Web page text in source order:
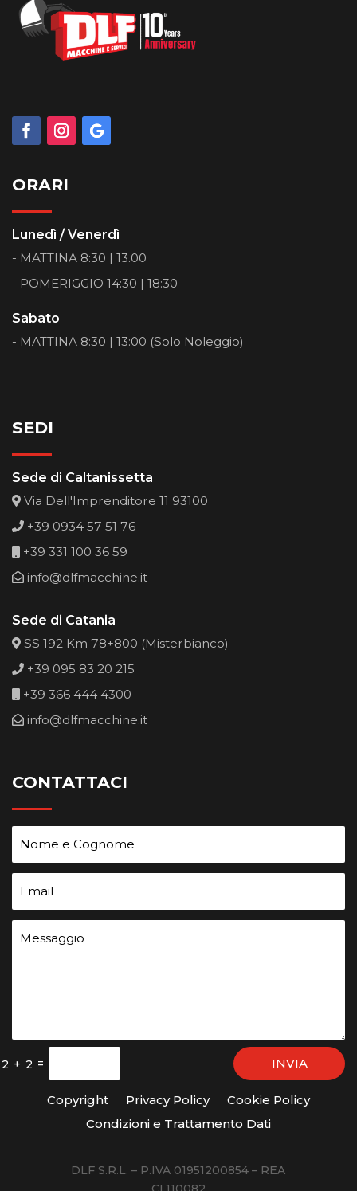
ORARI
Lunedì / Venerdì
- MATTINA 8:30 | 13.00
- POMERIGGIO 14:30 | 18:30
Sabato
- MATTINA 8:30 | 13:00 (Solo Noleggio)
SEDI
Sede di Caltanissetta
Via Dell'Imprenditore 11 93100
+39 0934 57 51 76
+39 331 100 36 59
info@dlfmacchine.it
Sede di Catania
SS 192 Km 78+800 (Misterbianco)
+39 095 83 20 215
+39 366 444 4300
info@dlfmacchine.it
CONTATTACI
2 + 2 = INVIA
Copyright Privacy Policy
Cookie Policy
Condizioni e Trattamento Dati
DLF S.R.L. – P.IVA 01951200854 – REA